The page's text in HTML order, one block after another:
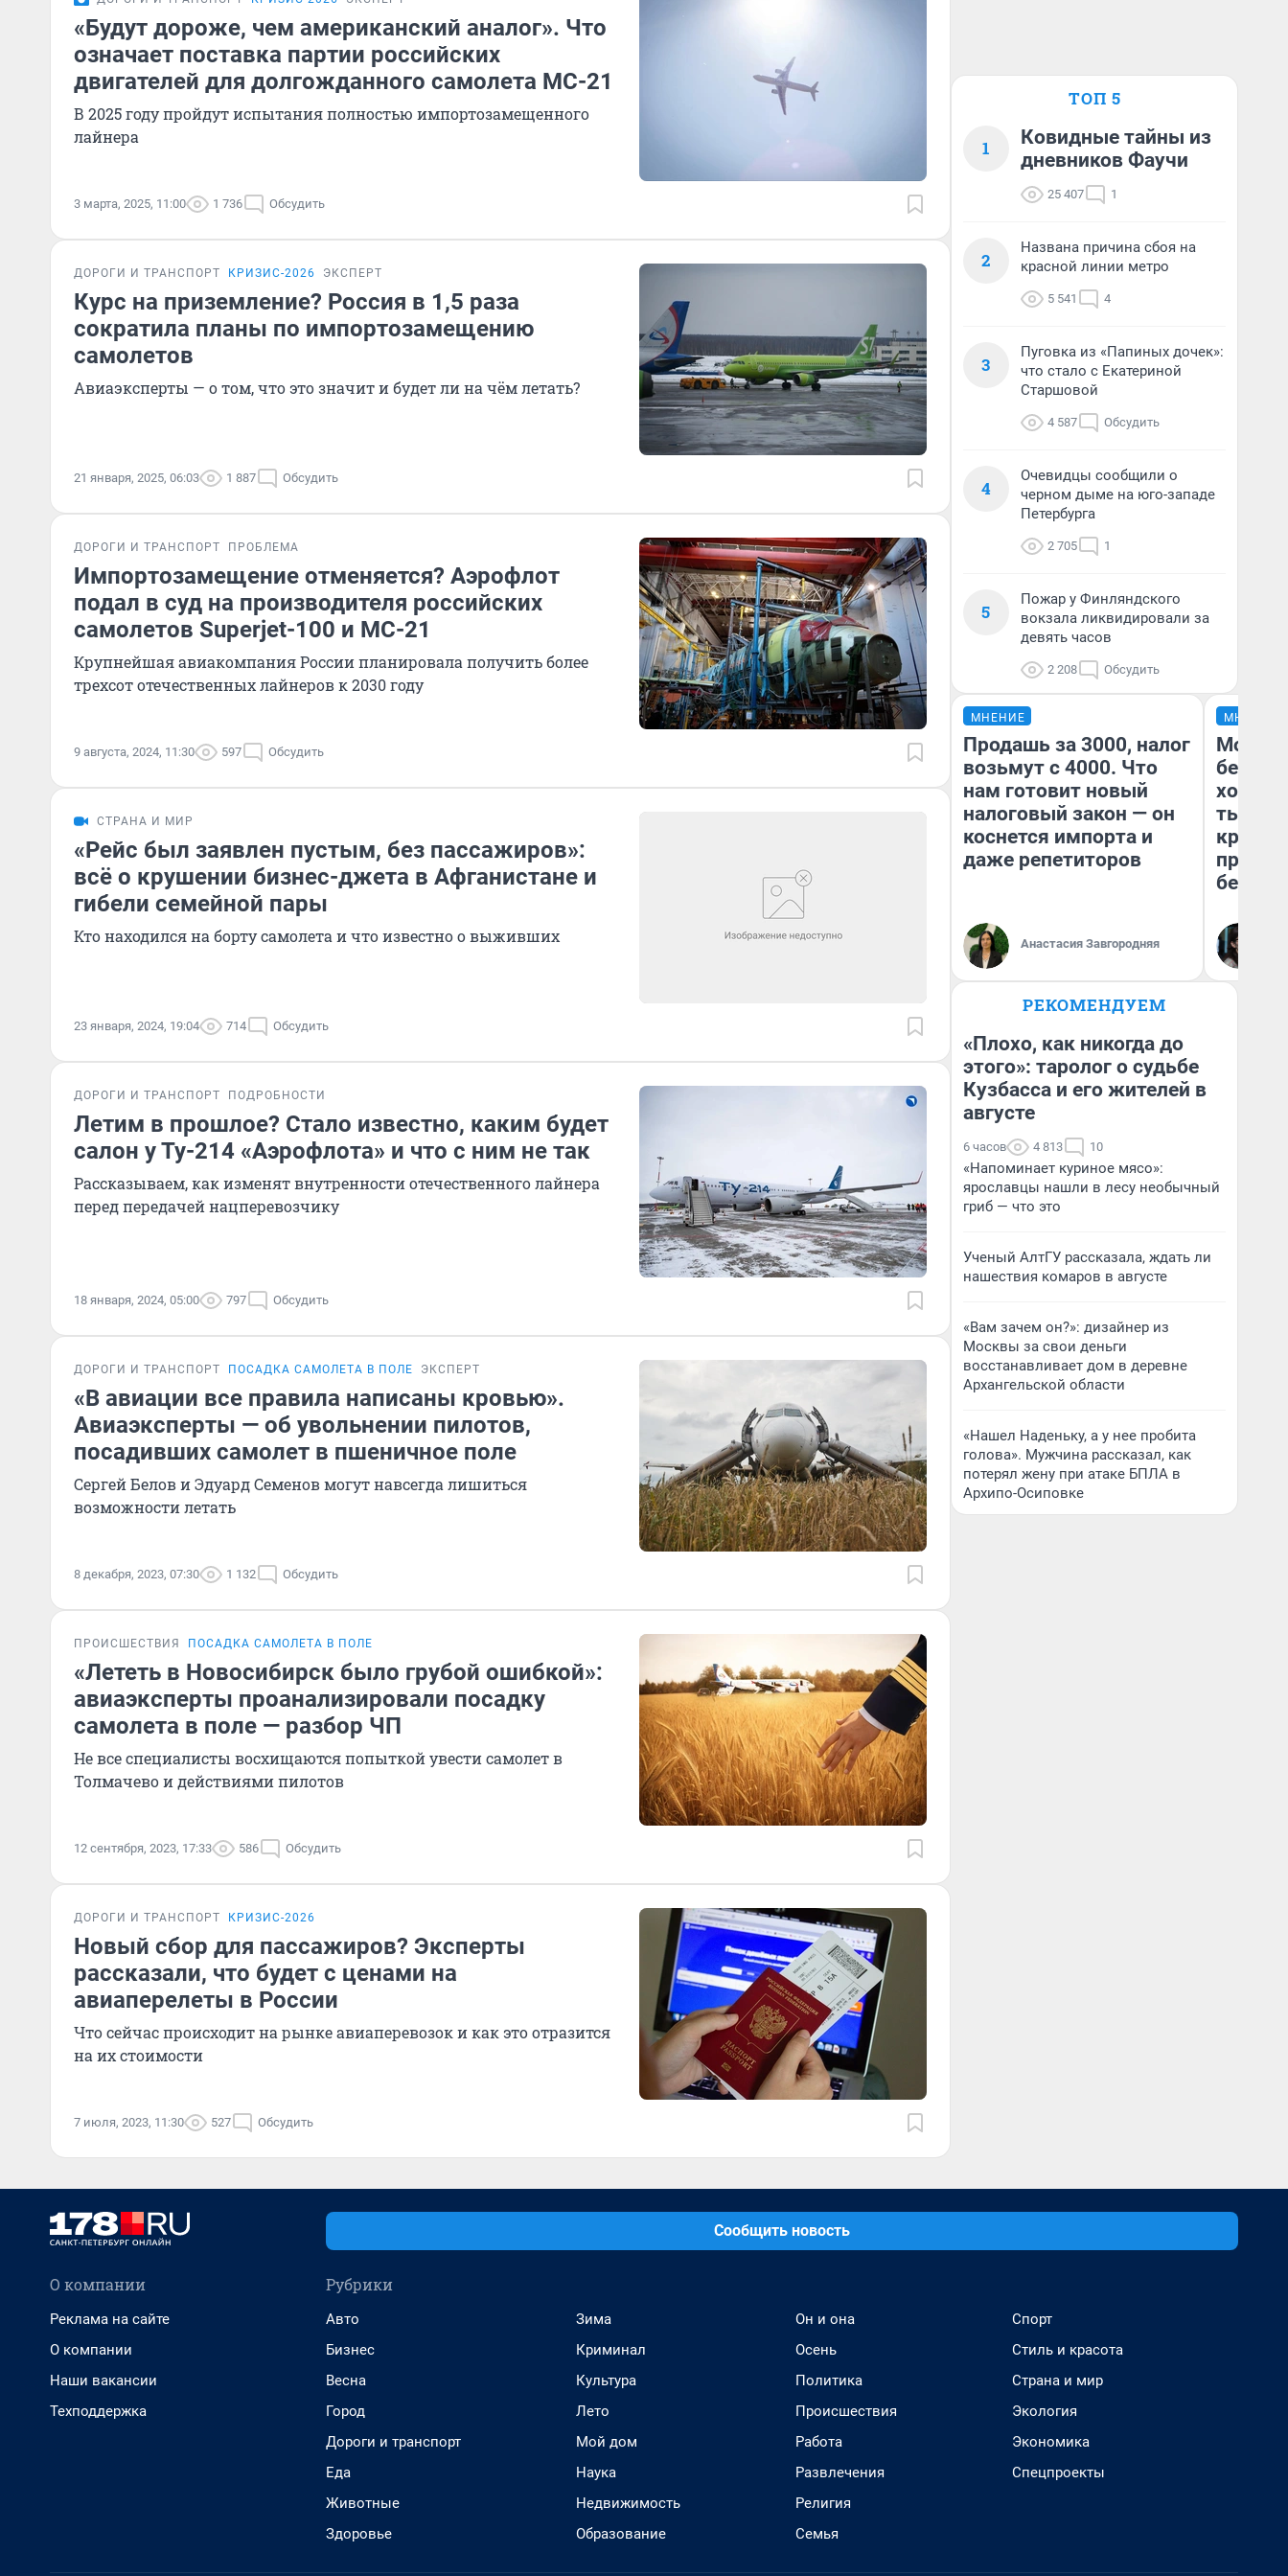
«Будут дороже, чем американский аналог». Что
означает поставка партии российских
двигателей для долгожданного самолета МС-21
В 2025 году пройдут испытания полностью импортозамещенного
лайнера
3 марта, 2025, 11:00 1 736 Обсудить
ДОРОГИ И ТРАНСПОРТ КРИЗИС-2026 ЭКСПЕРТ
Курс на приземление? Россия в 1,5 раза
сократила планы по импортозамещению
самолетов
Авиаэксперты — о том, что это значит и будет ли на чём летать?
21 января, 2025, 06:03 1 887 Обсудить
ДОРОГИ И ТРАНСПОРТ ПРОБЛЕМА
Импортозамещение отменяется? Аэрофлот
подал в суд на производителя российских
самолетов Superjet-100 и МС-21
Крупнейшая авиакомпания России планировала получить более
трехсот отечественных лайнеров к 2030 году
9 августа, 2024, 11:30 597 Обсудить
СТРАНА И МИР
«Рейс был заявлен пустым, без пассажиров»:
всё о крушении бизнес-джета в Афганистане и
гибели семейной пары
Кто находился на борту самолета и что известно о выживших
23 января, 2024, 19:04 714 Обсудить
ДОРОГИ И ТРАНСПОРТ ПОДРОБНОСТИ
Летим в прошлое? Стало известно, каким будет
салон у Ту-214 «Аэрофлота» и что с ним не так
Рассказываем, как изменят внутренности отечественного лайнера
перед передачей нацперевозчику
18 января, 2024, 05:00 797 Обсудить
ДОРОГИ И ТРАНСПОРТ ПОСАДКА САМОЛЕТА В ПОЛЕ ЭКСПЕРТ
«В авиации все правила написаны кровью».
Авиаэксперты — об увольнении пилотов,
посадивших самолет в пшеничное поле
Сергей Белов и Эдуард Семенов могут навсегда лишиться
возможности летать
8 декабря, 2023, 07:30 1 132 Обсудить
ПРОИСШЕСТВИЯ ПОСАДКА САМОЛЕТА В ПОЛЕ
«Лететь в Новосибирск было грубой ошибкой»:
авиаэксперты проанализировали посадку
самолета в поле — разбор ЧП
Не все специалисты восхищаются попыткой увести самолет в
Толмачево и действиями пилотов
12 сентября, 2023, 17:33 586 Обсудить
ДОРОГИ И ТРАНСПОРТ КРИЗИС-2026
Новый сбор для пассажиров? Эксперты
рассказали, что будет с ценами на
авиаперелеты в России
Что сейчас происходит на рынке авиаперевозок и как это отразится
на их стоимости
7 июля, 2023, 11:30 527 Обсудить
ТОП 5
1
Ковидные тайны из
дневников Фаучи
25 407 1
2
Названа причина сбоя на
красной линии метро
5 541 4
3
Пуговка из «Папиных дочек»:
что стало с Екатериной
Старшовой
4 587 Обсудить
4
Очевидцы сообщили о
черном дыме на юго-западе
Петербурга
2 705 1
5
Пожар у Финляндского
вокзала ликвидировали за
девять часов
2 208 Обсудить
МНЕНИЕ
Продашь за 3000, налог
возьмут с 4000. Что
нам готовит новый
налоговый закон — он
коснется импорта и
даже репетиторов
Анастасия Завгородняя
МНЕНИЕ
Мой
хотела
тысяч,
РЕКОМЕНДУЕМ
«Плохо, как никогда до
этого»: таролог о судьбе
Кузбасса и его жителей в
августе
6 часов 4 813 10
«Напоминает куриное мясо»:
ярославцы нашли в лесу необычный
гриб — что это
Ученый АлтГУ рассказала, ждать ли
нашествия комаров в августе
«Вам зачем он?»: дизайнер из
Москвы за свои деньги
восстанавливает дом в деревне
Архангельской области
«Нашел Наденьку, а у нее пробита
голова». Мужчина рассказал, как
потерял жену при атаке БПЛА в
Архипо-Осиповке
Сообщить новость
О компании
Реклама на сайте
О компании
Наши вакансии
Техподдержка
Рубрики
Авто
Бизнес
Весна
Город
Дороги и транспорт
Еда
Животные
Здоровье
Зима
Криминал
Культура
Лето
Мой дом
Наука
Недвижимость
Образование
Он и она
Осень
Политика
Происшествия
Работа
Развлечения
Религия
Семья
Спорт
Стиль и красота
Страна и мир
Экология
Экономика
Спецпроекты